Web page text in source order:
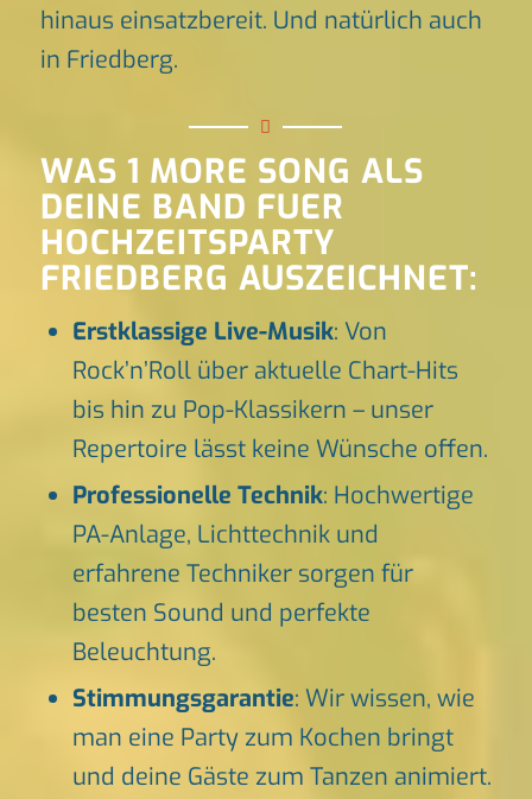
hinaus einsatzbereit. Und natürlich auch
in Friedberg.
WAS 1 MORE SONG ALS
DEINE BAND FUER
HOCHZEITSPARTY
FRIEDBERG AUSZEICHNET:
Erstklassige Live-Musik: Von
Rock’n’Roll über aktuelle Chart-Hits
bis hin zu Pop-Klassikern – unser
Repertoire lässt keine Wünsche offen.
Professionelle Technik: Hochwertige
PA-Anlage, Lichttechnik und
erfahrene Techniker sorgen für
besten Sound und perfekte
Beleuchtung.
Stimmungsgarantie: Wir wissen, wie
man eine Party zum Kochen bringt
und deine Gäste zum Tanzen animiert.